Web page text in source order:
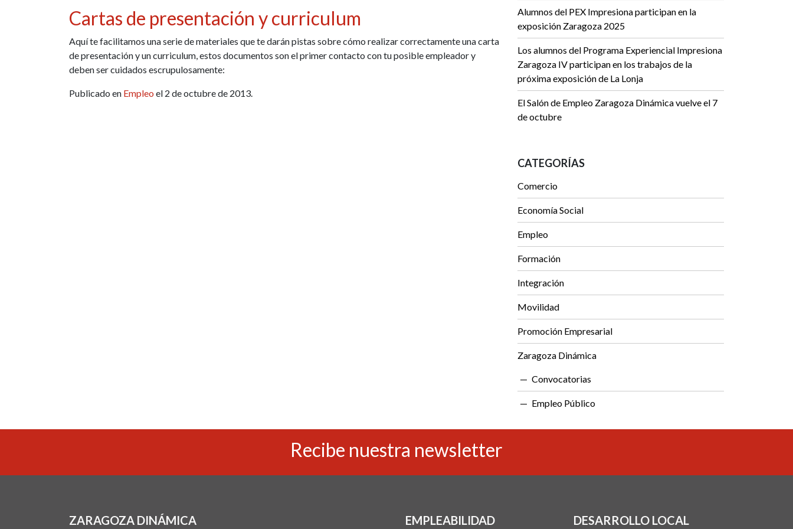
Cartas de presentación y curriculum
Aquí te facilitamos una serie de materiales que te darán pistas sobre cómo realizar correctamente una carta
de presentación y un curriculum, estos documentos son el primer contacto con tu posible empleador y
deben ser cuidados escrupulosamente:
Publicado en Empleo el 2 de octubre de 2013.
Alumnos del PEX Impresiona participan en la
exposición Zaragoza 2025
Los alumnos del Programa Experiencial Impresiona
Zaragoza IV participan en los trabajos de la
próxima exposición de La Lonja
El Salón de Empleo Zaragoza Dinámica vuelve el 7
de octubre
CATEGORÍAS
Comercio
Economía Social
Empleo
Formación
Integración
Movilidad
Promoción Empresarial
Zaragoza Dinámica
Convocatorias
Empleo Público
Recibe nuestra newsletter
ZARAGOZA DINÁMICA EMPLEABILIDAD DESARROLLO LOCAL